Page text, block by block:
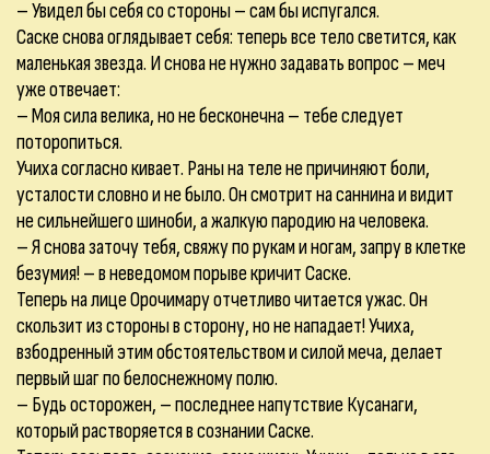
– Увидел бы себя со стороны – сам бы испугался.
Саске снова оглядывает себя: теперь все тело светится, как
маленькая звезда. И снова не нужно задавать вопрос – меч
уже отвечает:
– Моя сила велика, но не бесконечна – тебе следует
поторопиться.
Учиха согласно кивает. Раны на теле не причиняют боли,
усталости словно и не было. Он смотрит на саннина и видит
не сильнейшего шиноби, а жалкую пародию на человека.
– Я снова заточу тебя, свяжу по рукам и ногам, запру в клетке
безумия! – в неведомом порыве кричит Саске.
Теперь на лице Орочимару отчетливо читается ужас. Он
скользит из стороны в сторону, но не нападает! Учиха,
взбодренный этим обстоятельством и силой меча, делает
первый шаг по белоснежному полю.
– Будь осторожен, – последнее напутствие Кусанаги,
который растворяется в сознании Саске.